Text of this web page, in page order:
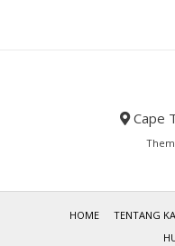
Cape
HOME TENTANG